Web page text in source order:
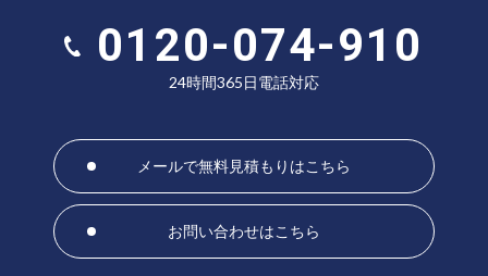
0120-074-910
24時間365日電話対応
メールで無料見積もりはこちら
お問い合わせはこちら